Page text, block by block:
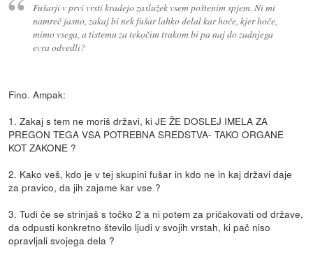
Fušarji v prvi vrsti kradejo zaslužek vsem poštenim spjem. Ni mi
namreč jasno, zakaj bi nek fušar lahko delal kar hoče, kjer hoče,
mimo vsega, a tistemu za tekočim trakom bi pa naj do zadnjega
evra odvedli?
Fino. Ampak:
1. Zakaj s tem ne moriš državi, ki JE ŽE DOSLEJ IMELA ZA
PREGON TEGA VSA POTREBNA SREDSTVA- TAKO ORGANE
KOT ZAKONE ?
2. Kako veš, kdo je v tej skupini fušar in kdo ne in kaj državi daje
za pravico, da jih zajame kar vse ?
3. Tudi če se strinjaš s točko 2 a ni potem za pričakovati od države,
da odpusti konkretno število ljudi v svojih vrstah, ki pač niso
opravljali svojega dela ?